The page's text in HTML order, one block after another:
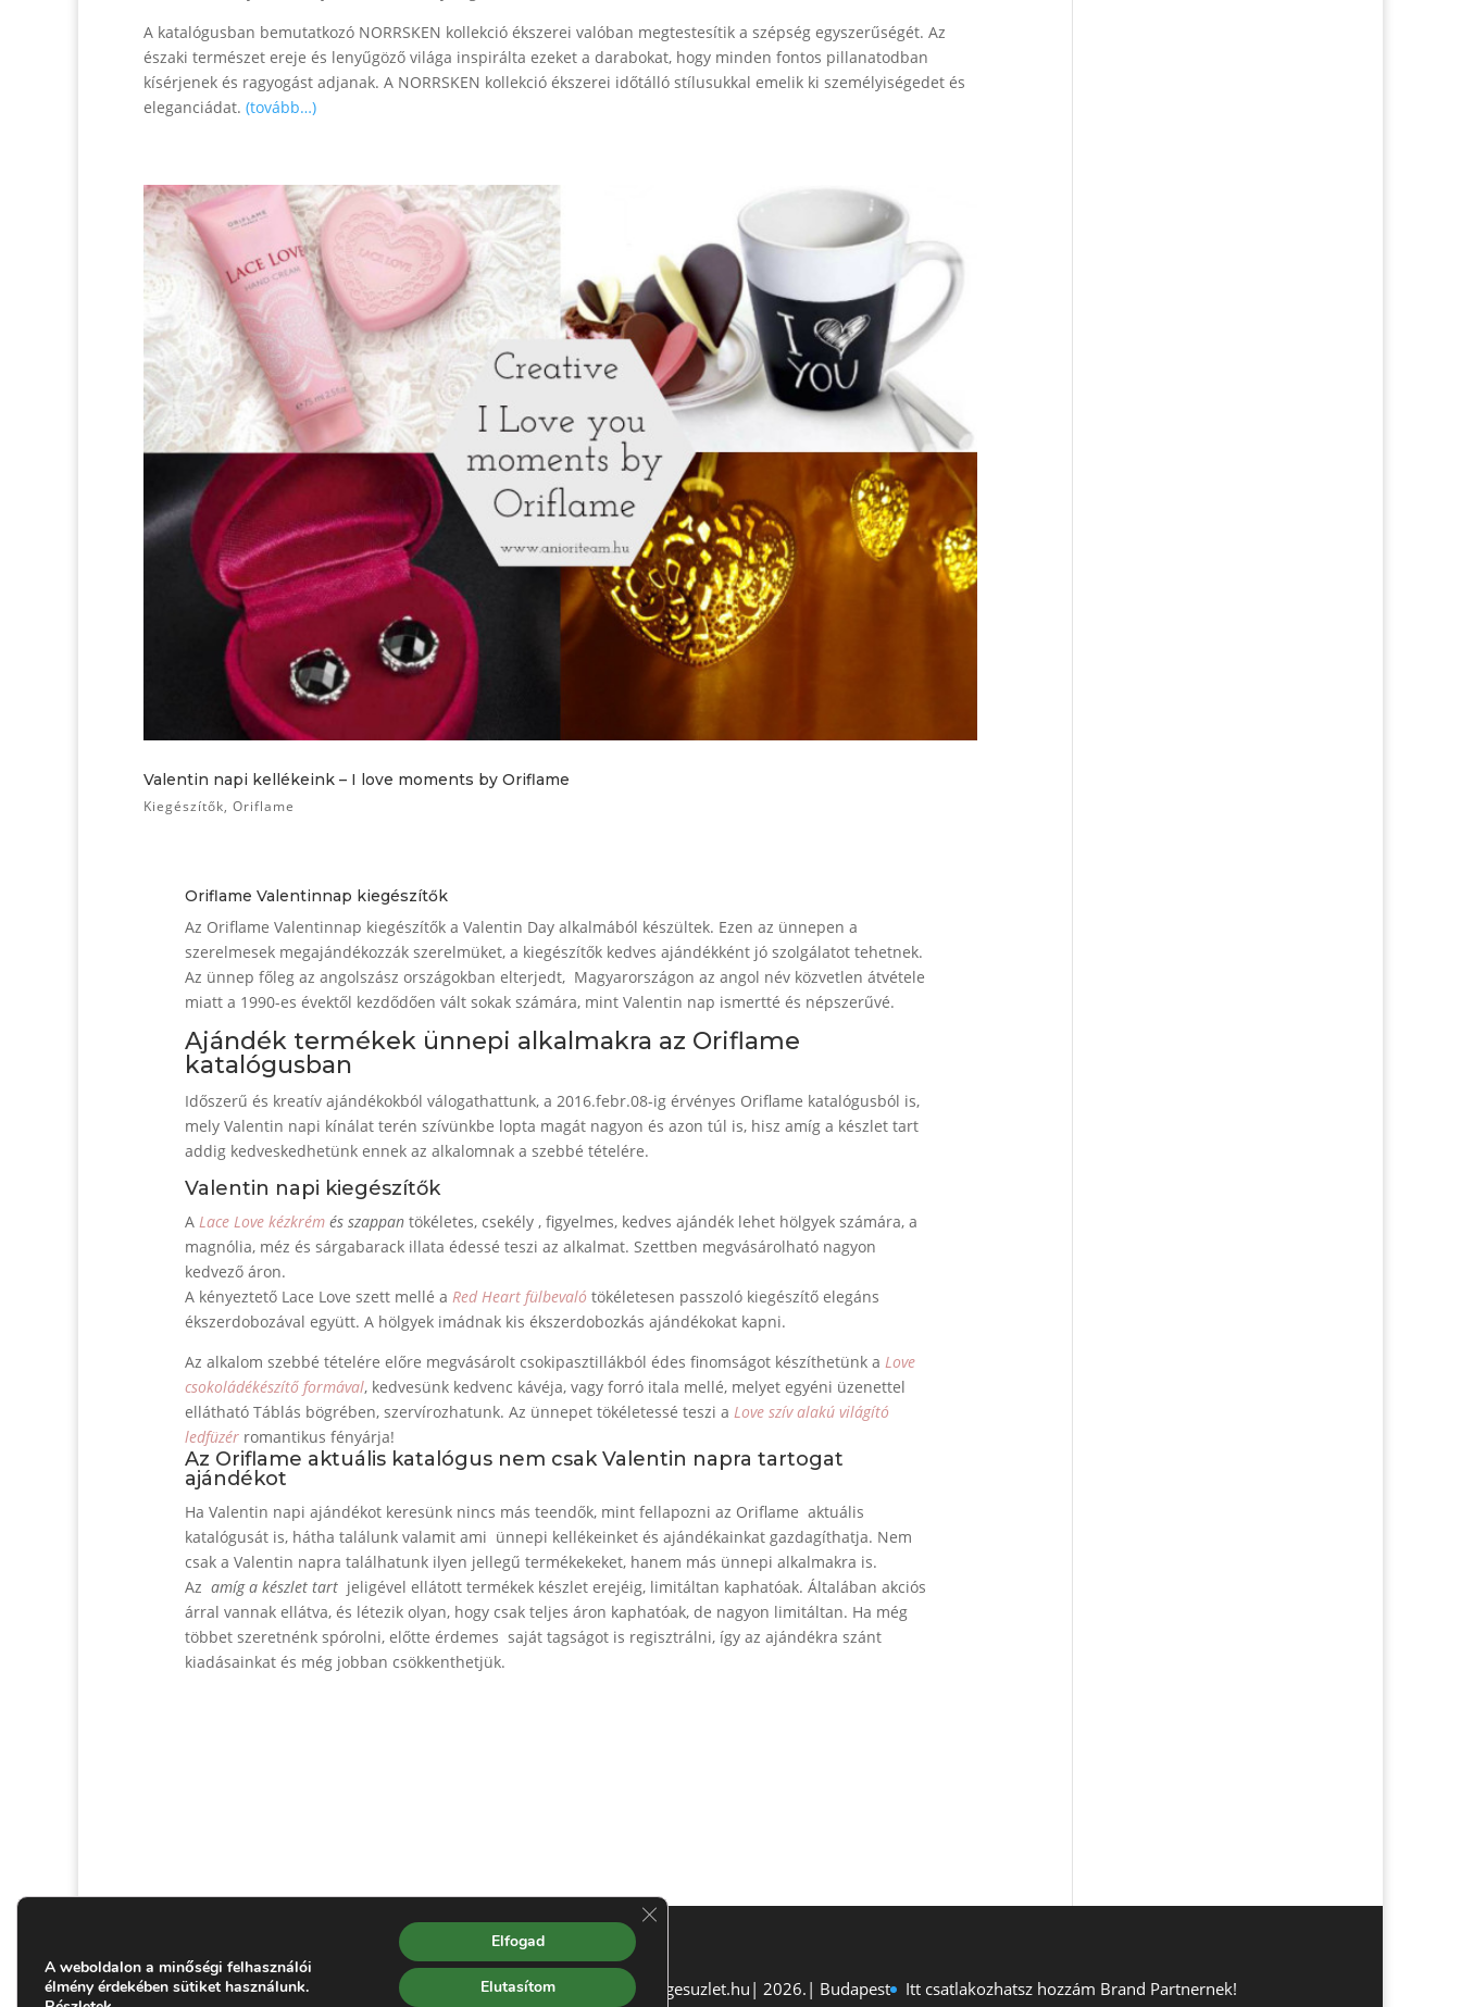
A katalógusban bemutatkozó NORRSKEN kollekció ékszerei valóban megtestesítik a szépség egyszerűségét. Az
északi természet ereje és lenyűgöző világa inspirálta ezeket a darabokat, hogy minden fontos pillanatodban
kísérjenek és ragyogást adjanak. A NORRSKEN kollekció ékszerei időtálló stílusukkal emelik ki személyiségedet és
eleganciádat. (tovább…)
Valentin napi kellékeink – I love moments by Oriflame
Kiegészítők, Oriflame
Oriflame Valentinnap kiegészítők
Az Oriflame Valentinnap kiegészítők a Valentin Day alkalmából készültek. Ezen az ünnepen a
szerelmesek megajándékozzák szerelmüket, a kiegészítők kedves ajándékként jó szolgálatot tehetnek.
Az ünnep főleg az angolszász országokban elterjedt, Magyarországon az angol név közvetlen átvétele
miatt a 1990-es évektől kezdődően vált sokak számára, mint Valentin nap ismertté és népszerűvé.
Ajándék termékek ünnepi alkalmakra az Oriflame
katalógusban
Időszerű és kreatív ajándékokból válogathattunk, a 2016.febr.08-ig érvényes Oriflame katalógusból is,
mely Valentin napi kínálat terén szívünkbe lopta magát nagyon és azon túl is, hisz amíg a készlet tart
addig kedveskedhetünk ennek az alkalomnak a szebbé tételére.
Valentin napi kiegészítők
A Lace Love kézkrém és szappan tökéletes, csekély , figyelmes, kedves ajándék lehet hölgyek számára, a
magnólia, méz és sárgabarack illata édessé teszi az alkalmat. Szettben megvásárolható nagyon
kedvező áron.
A kényeztető Lace Love szett mellé a Red Heart fülbevaló tökéletesen passzoló kiegészítő elegáns
ékszerdobozával együtt. A hölgyek imádnak kis ékszerdobozkás ajándékokat kapni.
Az alkalom szebbé tételére előre megvásárolt csokipasztillákból édes finomságot készíthetünk a Love
csokoládékészítő formával, kedvesünk kedvenc kávéja, vagy forró itala mellé, melyet egyéni üzenettel
ellátható Táblás bögrében, szervírozhatunk. Az ünnepet tökéletessé teszi a Love szív alakú világító
ledfüzér romantikus fényárja!
Az Oriflame aktuális katalógus nem csak Valentin napra tartogat
ajándékot
Ha Valentin napi ajándékot keresünk nincs más teendők, mint fellapozni az Oriflame aktuális
katalógusát is, hátha találunk valamit ami ünnepi kellékeinket és ajándékainkat gazdagíthatja. Nem
csak a Valentin napra találhatunk ilyen jellegű termékekeket, hanem más ünnepi alkalmakra is.
Azamíg a készlet tart jeligével ellátott termékek készlet erejéig, limitáltan kaphatóak. Általában akciós
árral vannak ellátva, és létezik olyan, hogy csak teljes áron kaphatóak, de nagyon limitáltan. Ha még
többet szeretnénk spórolni, előtte érdemes saját tagságot is regisztrálni, így az ajándékra szánt
kiadásainkat és még jobban csökkenthetjük.
Gyura Anikó- hivatalos Brand Partner Minden jog fenntartva| szepsegesuzlet.hu| 2026.| Budapest Itt csatlakozhatsz hozzám Brand Partnernek!
A weboldalon a minőségi felhasználói
élmény érdekében sütiket használunk.
Elfogad
Elutasítom
Close GDPR Cookie Banner